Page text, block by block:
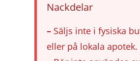
Nackdelar
– Säljs inte i fysiska
eller på lokala apotek.